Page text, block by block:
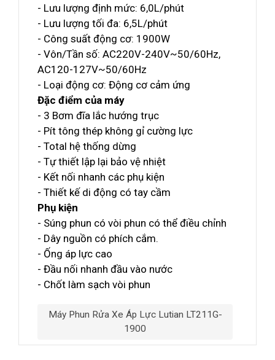
- Lưu lượng định mức: 6,0L/phút
- Lưu lượng tối đa: 6,5L/phút
- Công suất động cơ: 1900W
- Vôn/Tần số: AC220V-240V~50/60Hz,
AC120-127V~50/60Hz
- Loại động cơ: Động cơ cảm ứng
Đặc điểm của máy
- 3 Bơm đĩa lắc hướng trục
- Pít tông thép không gỉ cường lực
- Total hệ thống dừng
- Tự thiết lập lại bảo vệ nhiệt
- Kết nối nhanh các phụ kiện
- Thiết kế di động có tay cầm
Phụ kiện
- Súng phun có vòi phun có thể điều chỉnh
- Dây nguồn có phích cắm.
- Ống áp lực cao
- Đầu nối nhanh đầu vào nước
- Chốt làm sạch vòi phun
Máy Phun Rửa Xe Áp Lực Lutian LT211G-
1900